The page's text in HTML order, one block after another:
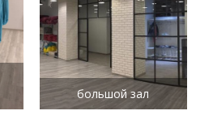
большой зал